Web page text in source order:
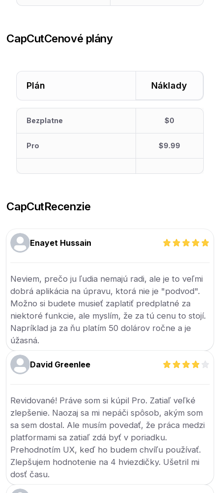
CapCutCenové plány
Plán Náklady
Bezplatne $0
Pro $9.99
CapCutRecenzie
Enayet Hussain
Neviem, prečo ju ľudia nemajú radi, ale je to veľmi
dobrá aplikácia na úpravu, ktorá nie je "podvod".
Možno si budete musieť zaplatiť predplatné za
niektoré funkcie, ale myslím, že za tú cenu to stojí.
Napríklad ja za ňu platím 50 dolárov ročne a je
úžasná.
David Greenlee
Revidované! Práve som si kúpil Pro. Zatiaľ veľké
zlepšenie. Naozaj sa mi nepáči spôsob, akým som
sa sem dostal. Ale musím povedať, že práca medzi
platformami sa zatiaľ zdá byť v poriadku.
Prehodnotím UX, keď ho budem chvíľu používať.
Zlepšujem hodnotenie na 4 hviezdičky. Ušetril mi
dosť času.